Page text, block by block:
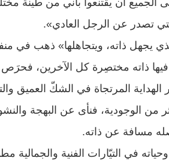
الجميع أن يقتنعوا بأني من طينة
تصدر عن الرجل العادي».
يجهل ذاته، ويتجاهلها» ذهب في
فيها ذاته مختصِرة كل الآخرين،
الهداية المرتجاة في الشكّ العميق
من الوجودية، فنأى عن البهجة
مسافة عن ذاته.
في التيّارات الفنية والجمالية